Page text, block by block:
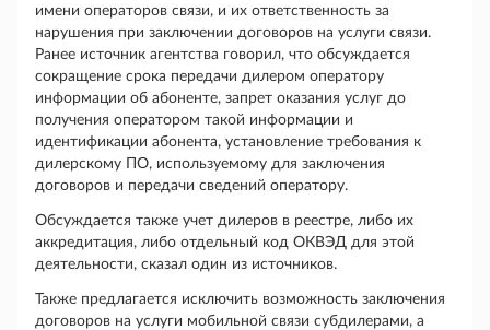
имени операторов связи, и их ответственность за
нарушения при заключении договоров на услуги связи.
Ранее источник агентства говорил, что обсуждается
сокращение срока передачи дилером оператору
информации об абоненте, запрет оказания услуг до
получения оператором такой информации и
идентификации абонента, установление требования к
дилерскому ПО, используемому для заключения
договоров и передачи сведений оператору.
Обсуждается также учет дилеров в реестре, либо их
аккредитация, либо отдельный код ОКВЭД для этой
деятельности, сказал один из источников.
Также предлагается исключить возможность заключения
договоров на услуги мобильной связи субдилерами, а